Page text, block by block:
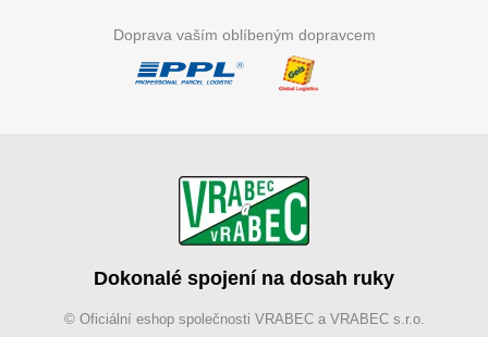
Doprava vaším oblíbeným dopravcem
Dokonalé spojení na dosah ruky
© Oficiální eshop společnosti VRABEC a VRABEC s.r.o.